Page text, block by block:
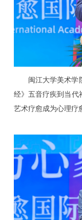
闽江大学美术学
经》五音疗疾到当代
艺术疗愈成为心理疗